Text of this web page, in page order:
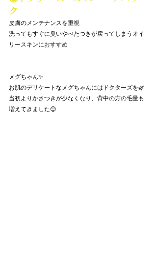
ク
皮膚のメンテナンスを重視
洗ってもすぐに臭いやべたつきが戻ってしまうオイ
リースキンにおすすめ
メグちゃん✨
お肌のデリケートなメグちゃんにはドクターズを🌿
当初よりかさつきが少なくなり、背中の方の毛量も
増えてきました😊